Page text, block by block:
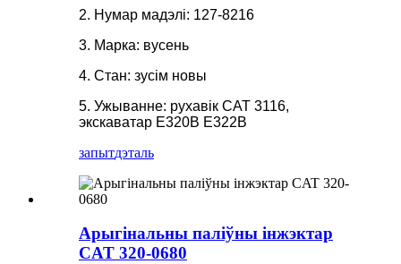
2. Нумар мадэлі: 127-8216
3. Марка: вусень
4. Стан: зусім новы
5. Ужыванне: рухавік CAT 3116,
экскаватар E320B E322B
запытдэталь
Арыгінальны паліўны інжэктар
CAT 320-0680